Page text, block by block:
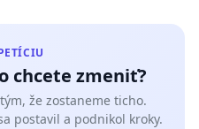
chcete zmeniť?
že zostaneme ticho.
postavil a podnikol kroky.